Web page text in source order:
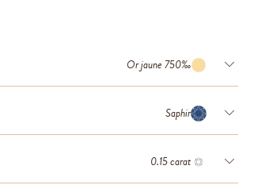
Or jaune 750‰
Saphir
0.15 carat